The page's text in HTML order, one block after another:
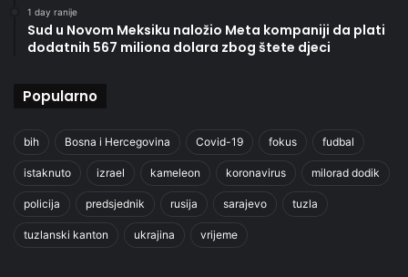
1 day ranije
Sud u Novom Meksiku naložio Meta kompaniji da plati
dodatnih 567 miliona dolara zbog štete djeci
Popularno
bih Bosna i Hercegovina Covid-19 fokus fudbal
istaknuto izrael kameleon koronavirus milorad dodik
policija predsjednik rusija sarajevo tuzla
tuzlanski kanton ukrajina vrijeme